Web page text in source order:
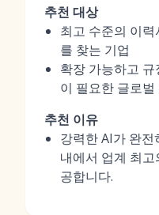
추천 대상
최고 수준의 이
를 찾는 기업
확장 가능하고
이 필요한 글로벌
추천 이유
강력한 AI가 완
내에서 업계 최
공합니다.